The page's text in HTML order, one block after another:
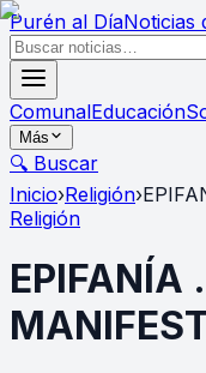
Purén al DíaNoticias
ComunalEducación
Más
🔍 Buscar
Inicio›Religión›
Religión
EPIFANÍA